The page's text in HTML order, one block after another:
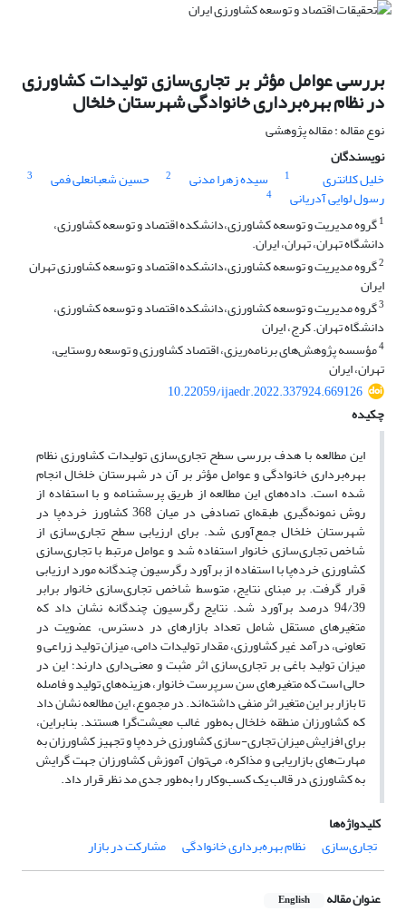
بررسی عوامل مؤثر بر تجاری‌سازی تولیدات کشاورزی
در نظام بهره‌برداری خانوادگی شهرستان خلخال
نوع مقاله : مقاله پژوهشی
نویسندگان
خلیل کلانتری
1 سیده زهرا مدنی 2 حسین شعبانعلی فمی 3
رسول لوایی آدریانی
4
1گروه مدیریت و توسعه کشاورزی،دانشکده اقتصاد و توسعه کشاورزی،
دانشگاه تهران، تهران، ایران.
2گروه مدیریت و توسعه کشاورزی،دانشکده اقتصاد و توسعه کشاورزی تهران
ایران
3گروه مدیریت و توسعه کشاورزی،دانشکده اقتصاد و توسعه کشاورزی،
دانشگاه تهران. کرج، ایران
4مؤسسه پژوهش‌های برنامه‌ریزی، اقتصاد کشاورزی و توسعه روستایی،
تهران، ایران
10.22059/ijaedr.2022.337924.669126
چکیده
این مطالعه با هدف بررسی سطح تجاری‌سازی تولیدات کشاورزی نظام
بهره‌برداری خانوادگی و عوامل مؤثر بر آن در شهرستان خلخال انجام
شده است. داده‌های این مطالعه از طریق پرسشنامه و با استفاده از
روش نمونه‌گیری طبقه‌ای تصادفی در میان 368 کشاورز خرده‌پا در
شهرستان خلخال جمع‌آوری شد. برای ارزیابی سطح تجاری‌سازی از
شاخص تجاری‌سازی خانوار استفاده شد و عوامل مرتبط با تجاری‌سازی
کشاورزی خرده‌پا با استفاده از برآورد رگرسیون چندگانه مورد ارزیابی
قرار گرفت. بر مبنای نتایج، متوسط شاخص تجاری‌سازی خانوار برابر
94/39 درصد برآورد شد. نتایج رگرسیون چندگانه نشان داد که
متغیرهای مستقل شامل تعداد بازارهای در دسترس، عضویت در
تعاونی، درآمد غیر کشاورزی، مقدار تولیدات دامی، میزان تولید زراعی و
میزان تولید باغی بر تجاری‌سازی اثر مثبت و معنی‌داری دارند؛ این در
حالی است که متغیرهای سن سرپرست خانوار، هزینه‌های تولید و فاصله
تا بازار بر این متغیر اثر منفی داشته‌اند. در مجموع، این مطالعه نشان داد
که کشاورزان منطقه خلخال به‌طور غالب معیشت‌گرا هستند. بنابراین،
برای افزایش میزان تجاری-سازی کشاورزی خرده‌پا و تجهیز کشاورزان به
مهارت‌های بازاریابی و مذاکره، می‌توان آموزش کشاورزان جهت گرایش
به کشاورزی در قالب یک کسب‌و‌کار را به‌طور جدی مد نظر قرار داد.
کلیدواژه‌ها
تجاری‌سازی
نظام بهره‌برداری خانوادگی مشارکت در بازار
عنوان مقاله English